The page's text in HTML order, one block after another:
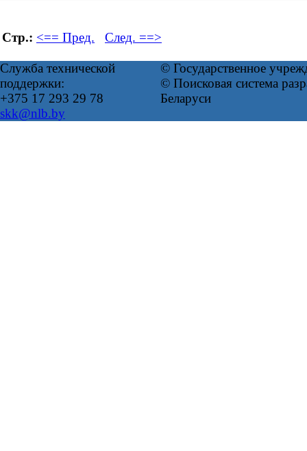
Стр.: <== Пред. След. ==>
Служба технической
поддержки:
+375 17 293 29 78
skk@nlb.by
© Государственное
© Поисковая система
Беларуси